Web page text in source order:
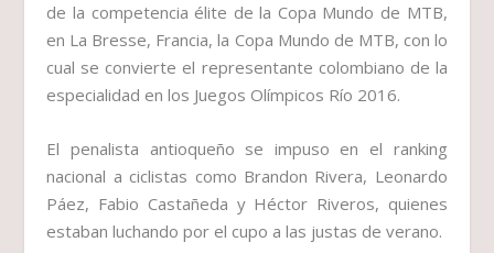
de la competencia élite de la Copa Mundo de MTB,
en La Bresse, Francia, la Copa Mundo de MTB, con lo
cual se convierte el representante colombiano de la
especialidad en los Juegos Olímpicos Río 2016.
El penalista antioqueño se impuso en el ranking
nacional a ciclistas como Brandon Rivera, Leonardo
Páez, Fabio Castañeda y Héctor Riveros, quienes
estaban luchando por el cupo a las justas de verano.